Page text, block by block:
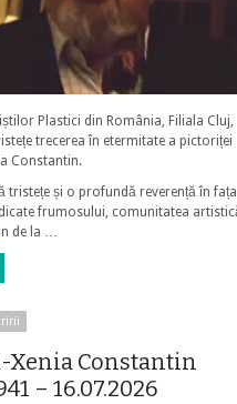
Plastici din România, Filiala Cluj,
trecerea în etermitate a pictoriței
Constantin.
tristețe și o profundă reverență în fața
frumosului, comunitatea
de la …
Xenia Constantin
– 16.07.2026